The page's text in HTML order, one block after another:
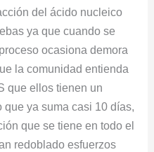
del ácido nucleico
ya que cuando se
ocasiona demora
la comunidad entienda
que ellos tienen un
que ya suma casi 10 días,
que se tiene en todo el
redoblado esfuerzos